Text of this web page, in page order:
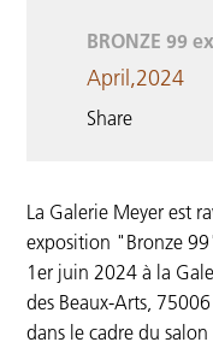
BRONZE 99
April,2024
Share
La Galerie Meyer est
exposition "Bronze
1er juin 2024 à la
des Beaux-Arts,
dans le cadre du